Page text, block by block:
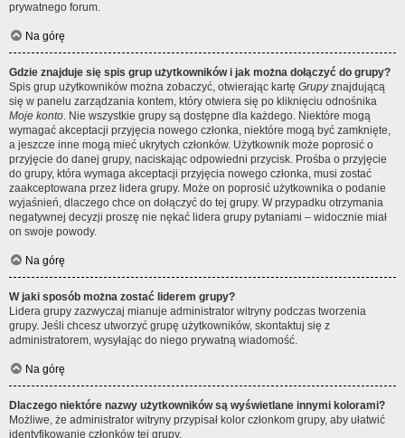
prywatnego forum.
Na górę
Gdzie znajduje się spis grup użytkowników i jak można dołączyć do grupy?
Spis grup użytkowników można zobaczyć, otwierając kartę Grupyznajdującą
się w panelu zarządzania kontem, który otwiera się po kliknięciu odnośnika
Moje konto. Nie wszystkie grupy są dostępne dla każdego. Niektóre mogą
wymagać akceptacji przyjęcia nowego członka, niektóre mogą być zamknięte,
a jeszcze inne mogą mieć ukrytych członków. Użytkownik może poprosić o
przyjęcie do danej grupy, naciskając odpowiedni przycisk. Prośba o przyjęcie
do grupy, która wymaga akceptacji przyjęcia nowego członka, musi zostać
zaakceptowana przez lidera grupy. Może on poprosić użytkownika o podanie
wyjaśnień, dlaczego chce on dołączyć do tej grupy. W przypadku otrzymania
negatywnej decyzji proszę nie nękać lidera grupy pytaniami – widocznie miał
on swoje powody.
Na górę
W jaki sposób można zostać liderem grupy?
Lidera grupy zazwyczaj mianuje administrator witryny podczas tworzenia
grupy. Jeśli chcesz utworzyć grupę użytkowników, skontaktuj się z
administratorem, wysyłając do niego prywatną wiadomość.
Na górę
Dlaczego niektóre nazwy użytkowników są wyświetlane innymi kolorami?
Możliwe, że administrator witryny przypisał kolor członkom grupy, aby ułatwić
identyfikowanie członków tej grupy.